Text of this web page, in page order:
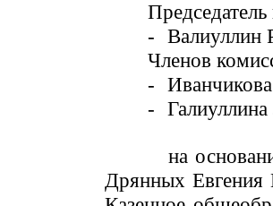
- Валиуллин
Членов
-
-
на
Дрянных